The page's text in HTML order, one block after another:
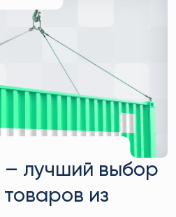
– лучший выбор
из